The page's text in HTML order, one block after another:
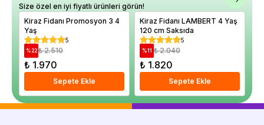
Size özel en iyi fiyatlı ürünleri görün!
Kiraz Fidanı Promosyon 3 4
Yaş
5
%22 ₺ 2.510
₺ 1.970
Sepete Ekle
Kiraz Fidanı LAMBERT 4 Yaş
120 cm Saksıda
5
%11 ₺ 2.040
₺ 1.820
Sepete Ekle